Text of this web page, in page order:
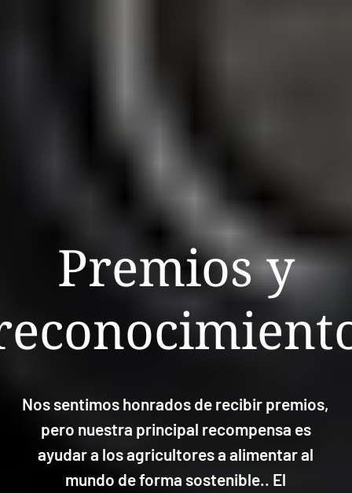
Premios y
Nos sentimos honrados de recibir premios,
pero nuestra principal recompensa es
ayudar a los agricultores a alimentar al
mundo de forma sostenible.. El